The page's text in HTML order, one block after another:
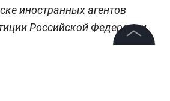
иностранных агентов
Российской Федерации.